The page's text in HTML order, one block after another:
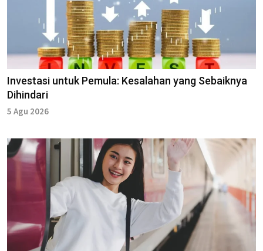
Investasi untuk Pemula: Kesalahan yang Sebaiknya
Dihindari
5 Agu 2026